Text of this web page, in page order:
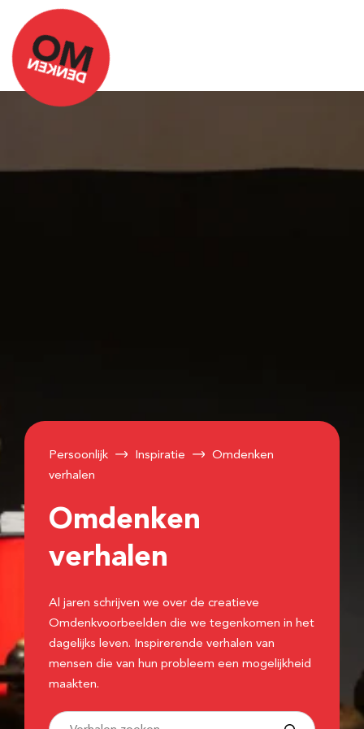
Persoonlijk Inspiratie
Omdenken
verhalen
Omdenken
verhalen
Al jaren schrijven we over de creatieve
Omdenkvoorbeelden die we tegenkomen in het
dagelijks leven. Inspirerende verhalen van
mensen die van hun probleem een mogelijkheid
maakten.